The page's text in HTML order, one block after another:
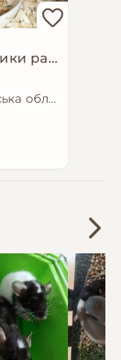
Джунгарики разом з клітками
Чернігівська область